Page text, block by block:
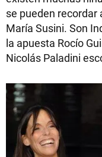
se pueden recordar
María Susini. Son
la apuesta Rocío
Nicolás Paladini